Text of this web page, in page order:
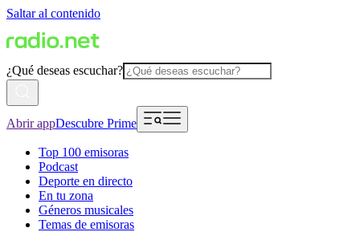
Saltar al contenido
¿Qué deseas escuchar?
Abrir appDescubre Prime
Top 100 emisoras
Podcast
Deporte en directo
En tu zona
Géneros musicales
Temas de emisoras